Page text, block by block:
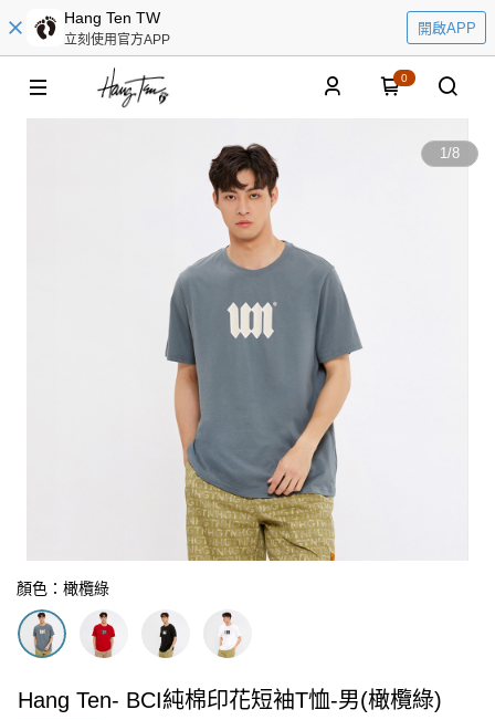
Hang Ten TW
立刻使用官方APP
開啟APP
0
1/8
顏色：橄欖綠
Hang Ten- BCI純棉印花短袖T恤-男(橄欖綠)